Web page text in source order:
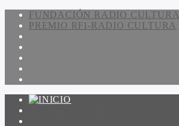
FUNDACIÓN RADIO CULTURA
PREMIO RFI-RADIO CULTURA